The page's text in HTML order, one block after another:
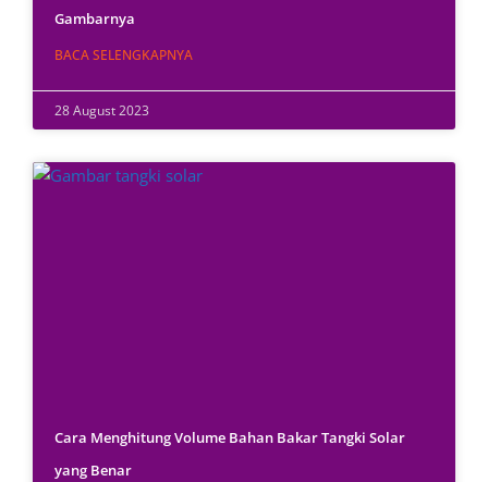
Gambarnya
BACA SELENGKAPNYA
28 August 2023
Cara Menghitung Volume Bahan Bakar Tangki Solar
yang Benar